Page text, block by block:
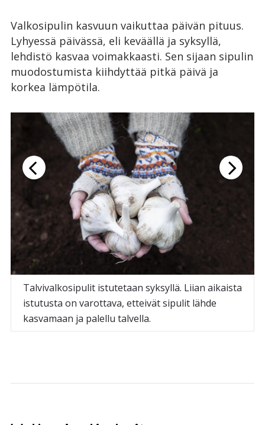
Valkosipulin kasvuun vaikuttaa päivän pituus.
Lyhyessä päivässä, eli keväällä ja syksyllä,
lehdistö kasvaa voimakkaasti. Sen sijaan sipulin
muodostumista kiihdyttää pitkä päivä ja
korkea lämpötila.
Talvivalkosipulit istutetaan syksyllä. Liian aikaista
istutusta on varottava, etteivät sipulit lähde
kasvamaan ja palellu talvella.